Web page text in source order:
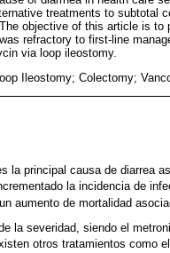
treatments to subtotal
objective of this article is to
refractory to first-line
via loop ileostomy.
Ileostomy; Colectomy;
la principal causa de diarrea
la incidencia de
aumento de mortalidad
la severidad, siendo el
otros tratamientos como